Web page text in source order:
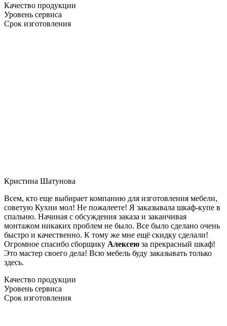
Качество продукции
Уровень сервиса
Срок изготовления
Кристина Шатунова
Всем, кто еще выбирает компанию для изготовления мебели,
советую Кухни мол! Не пожалеете! Я заказывала шкаф-купе в
спальню. Начиная с обсуждения заказа и заканчивая
монтажом никаких проблем не было. Все было сделано очень
быстро и качественно. К тому же мне ещё скидку сделали!
Огромное спасибо сборщику Алексею за прекрасный шкаф!
Это мастер своего дела! Всю мебель буду заказывать только
здесь.
Качество продукции
Уровень сервиса
Срок изготовления